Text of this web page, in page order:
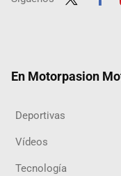
En Motorpasion
Deportivas
Vídeos
Tecnología